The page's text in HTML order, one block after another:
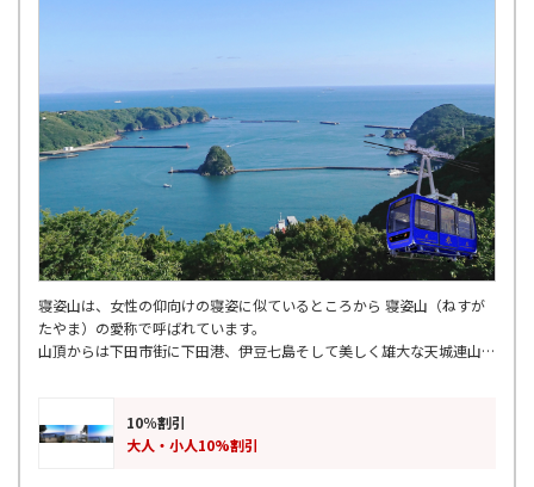
寝姿山は、女性の仰向けの寝姿に似ているところから 寝姿山（ねすが
たやま）の愛称で呼ばれています。
山頂からは下田市街に下田港、伊豆七島そして美しく雄大な天城連山
10％割引
大人・小人10%割引